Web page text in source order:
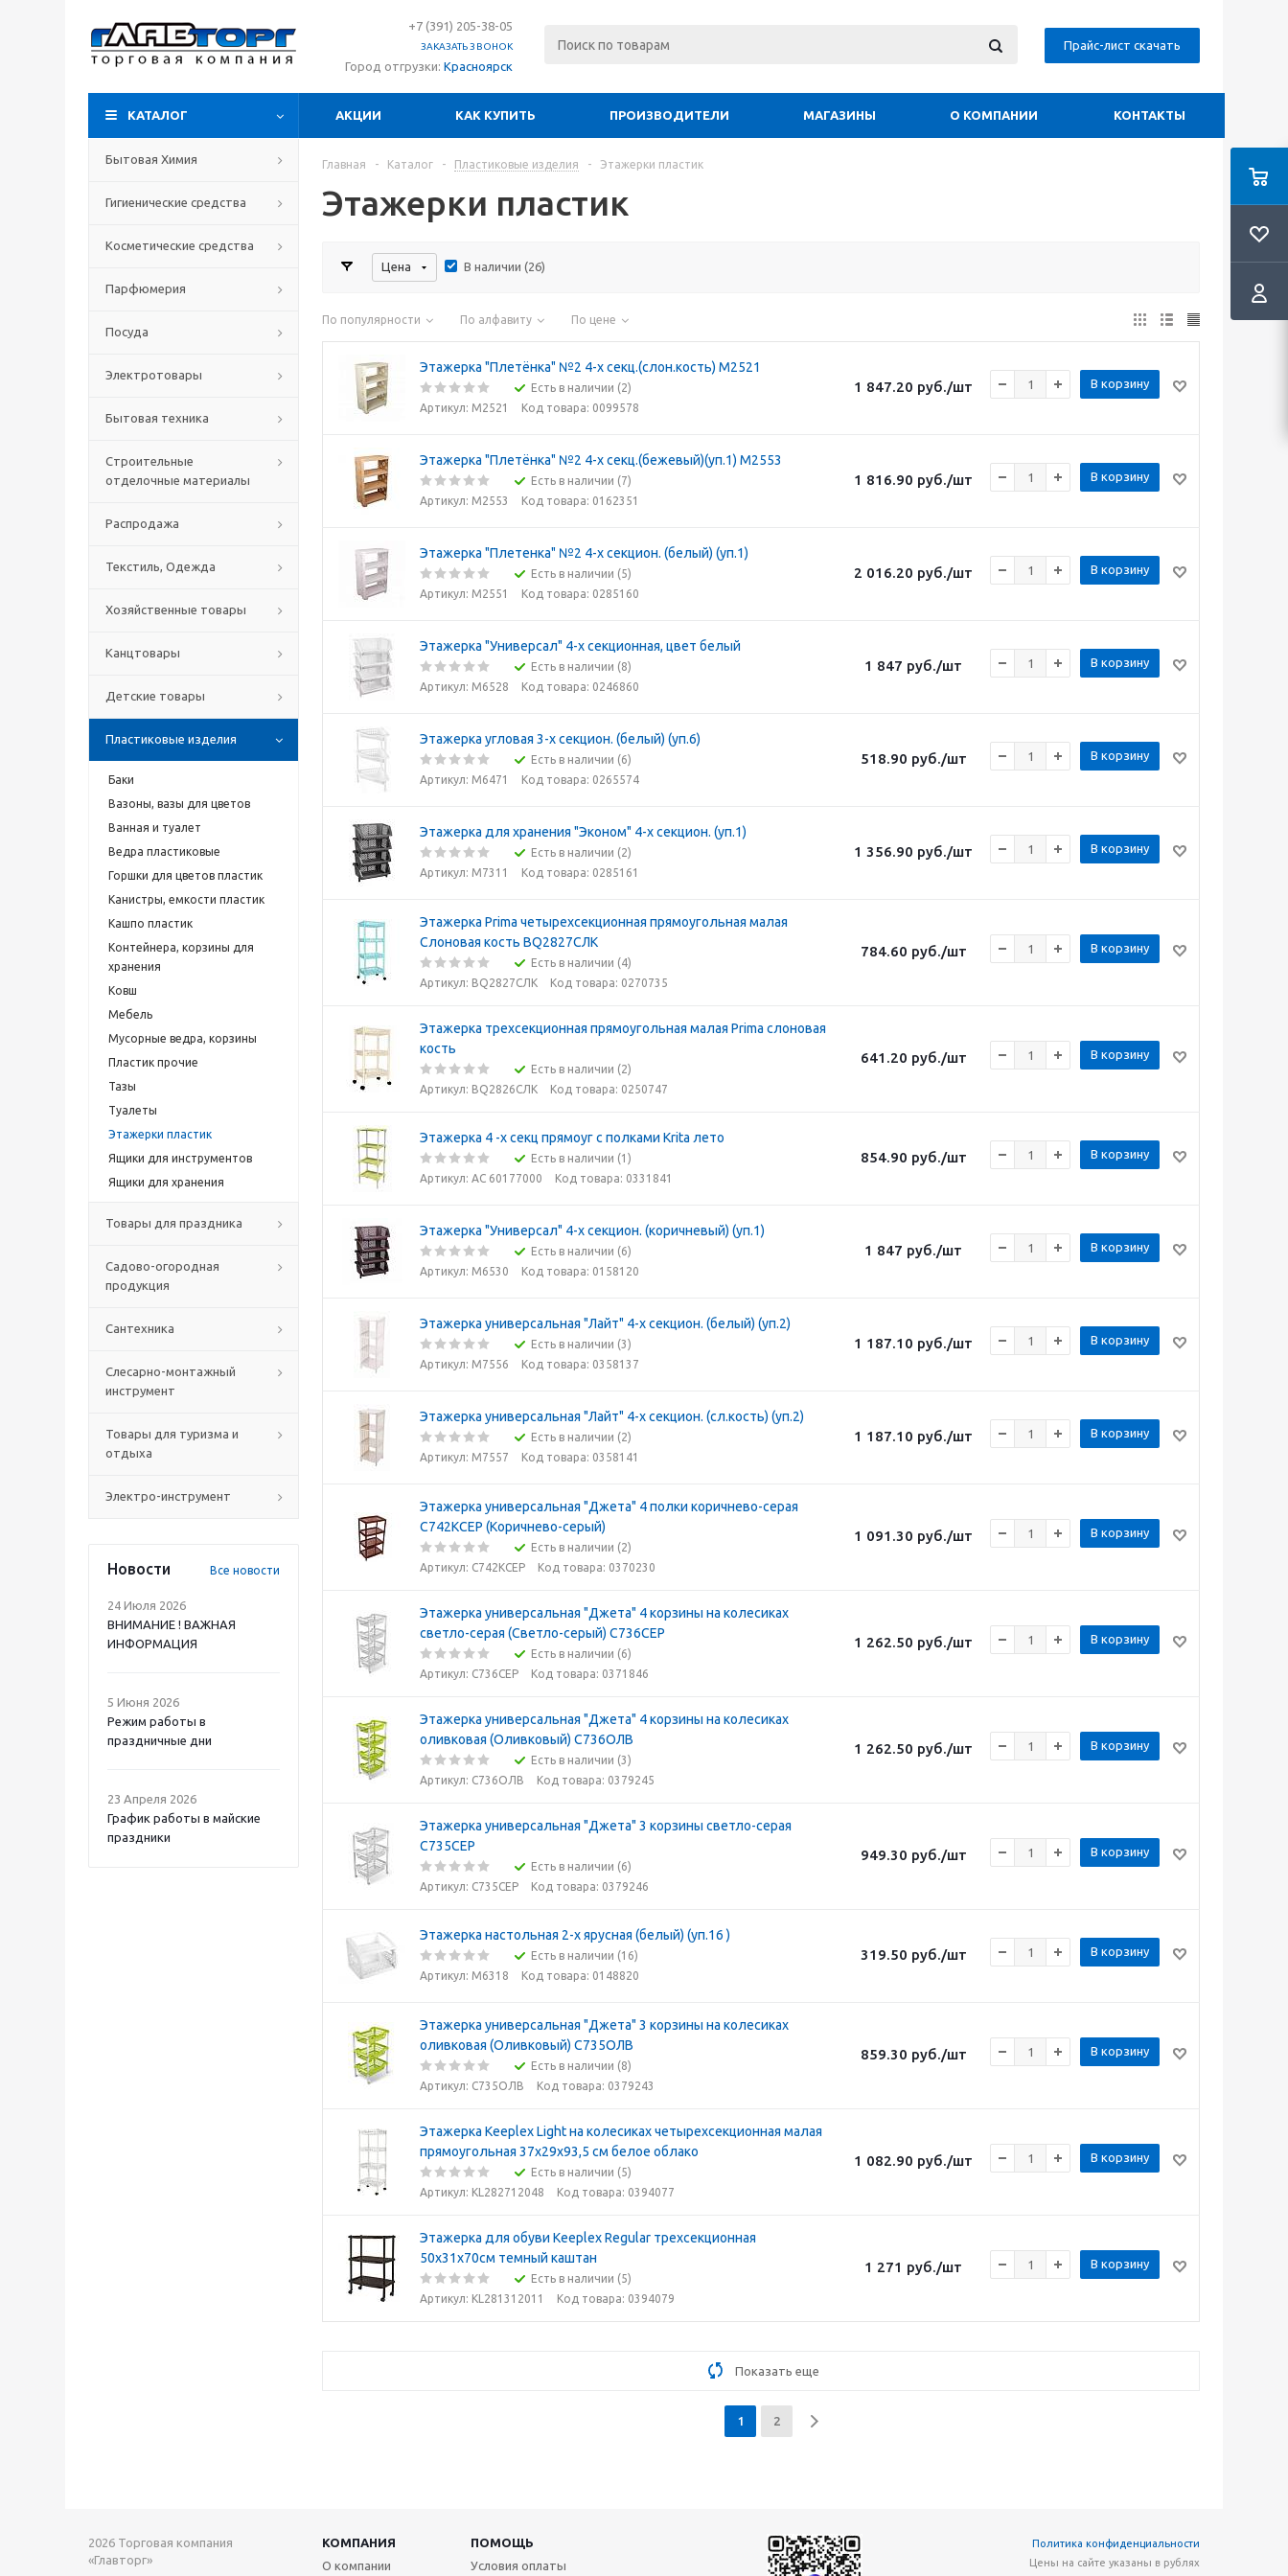
+7 (391) 205-38-05
ЗАКАЗАТЬ ЗВОНОК
Город отгрузки: Красноярск
Прайс-лист скачать
КАТАЛОГ АКЦИИ КАК КУПИТЬ ПРОИЗВОДИТЕЛИ МАГАЗИНЫ О КОМПАНИИ КОНТАКТЫ
Бытовая Химия
Гигиенические средства
Косметические средства
Парфюмерия
Посуда
Электротовары
Бытовая техника
Строительные
отделочные материалы
Распродажа
Текстиль, Одежда
Хозяйственные товары
Канцтовары
Детские товары
Пластиковые изделия
Баки
Вазоны, вазы для цветов
Ванная и туалет
Ведра пластиковые
Горшки для цветов пластик
Канистры, емкости пластик
Кашпо пластик
Контейнера, корзины для
хранения
Ковш
Мебель
Мусорные ведра, корзины
Пластик прочие
Тазы
Туалеты
Этажерки пластик
Ящики для инструментов
Ящики для хранения
Товары для праздника
Садово-огородная
продукция
Сантехника
Слесарно-монтажный
инструмент
Товары для туризма и
отдыха
Электро-инструмент
Новости Все новости
24 Июля 2026
ВНИМАНИЕ ! ВАЖНАЯ
ИНФОРМАЦИЯ
5 Июня 2026
Режим работы в
праздничные дни
23 Апреля 2026
График работы в майские
праздники
Главная - Каталог - Пластиковые изделия - Этажерки пластик
Этажерки пластик
Цена В наличии (26)
По популярности По алфавиту По цене
Этажерка "Плетёнка" №2 4-х секц.(слон.кость) М2521
Есть в наличии (2)
Артикул: М2521
Код товара: 0099578
1 847.20 руб./шт В корзину
Этажерка "Плетёнка" №2 4-х секц.(бежевый)(уп.1) М2553
Есть в наличии (7)
Артикул: М2553
Код товара: 0162351
1 816.90 руб./шт В корзину
Этажерка "Плетенка" №2 4-х секцион. (белый) (уп.1)
Есть в наличии (5)
Артикул: М2551
Код товара: 0285160
2 016.20 руб./шт В корзину
Этажерка "Универсал" 4-х секционная, цвет белый
Есть в наличии (8)
Артикул: М6528
Код товара: 0246860
1 847 руб./шт В корзину
Этажерка угловая 3-х секцион. (белый) (уп.6)
Есть в наличии (6)
Артикул: М6471
Код товара: 0265574
518.90 руб./шт В корзину
Этажерка для хранения "Эконом" 4-х секцион. (уп.1)
Есть в наличии (2)
Артикул: М7311
Код товара: 0285161
1 356.90 руб./шт В корзину
Этажерка Prima четырехсекционная прямоугольная малая
Слоновая кость BQ2827СЛК
Есть в наличии (4)
Артикул: BQ2827СЛК
Код товара: 0270735
784.60 руб./шт В корзину
Этажерка трехсекционная прямоугольная малая Prima слоновая
кость
Есть в наличии (2)
Артикул: BQ2826СЛК
Код товара: 0250747
641.20 руб./шт В корзину
Этажерка 4 -х секц прямоуг с полками Krita лето
Есть в наличии (1)
Артикул: АС 60177000
Код товара: 0331841
854.90 руб./шт В корзину
Этажерка "Универсал" 4-х секцион. (коричневый) (уп.1)
Есть в наличии (6)
Артикул: М6530
Код товара: 0158120
1 847 руб./шт В корзину
Этажерка универсальная "Лайт" 4-х секцион. (белый) (уп.2)
Есть в наличии (3)
Артикул: М7556
Код товара: 0358137
1 187.10 руб./шт В корзину
Этажерка универсальная "Лайт" 4-х секцион. (сл.кость) (уп.2)
Есть в наличии (2)
Артикул: М7557
Код товара: 0358141
1 187.10 руб./шт В корзину
Этажерка универсальная "Джета" 4 полки коричнево-серая
С742КСЕР (Коричнево-серый)
Есть в наличии (2)
Артикул: С742КСЕР
Код товара: 0370230
1 091.30 руб./шт В корзину
Этажерка универсальная "Джета" 4 корзины на колесиках
светло-серая (Светло-серый) С736СЕР
Есть в наличии (6)
Артикул: С736СЕР
Код товара: 0371846
1 262.50 руб./шт В корзину
Этажерка универсальная "Джета" 4 корзины на колесиках
оливковая (Оливковый) С736ОЛВ
Есть в наличии (3)
Артикул: С736ОЛВ
Код товара: 0379245
1 262.50 руб./шт В корзину
Этажерка универсальная "Джета" 3 корзины светло-серая
С735СЕР
Есть в наличии (6)
Артикул: С735СЕР
Код товара: 0379246
949.30 руб./шт В корзину
Этажерка настольная 2-х ярусная (белый) (уп.16 )
Есть в наличии (16)
Артикул: М6318
Код товара: 0148820
319.50 руб./шт В корзину
Этажерка универсальная "Джета" 3 корзины на колесиках
оливковая (Оливковый) С735ОЛВ
Есть в наличии (8)
Артикул: С735ОЛВ
Код товара: 0379243
859.30 руб./шт В корзину
Этажерка Keeplex Light на колесиках четырехсекционная малая
прямоугольная 37х29х93,5 см белое облако
Есть в наличии (5)
Артикул: KL282712048
Код товара: 0394077
1 082.90 руб./шт В корзину
Этажерка для обуви Keeplex Regular трехсекционная
50х31х70см темный каштан
Есть в наличии (5)
Артикул: KL281312011
Код товара: 0394079
1 271 руб./шт В корзину
Показать еще
1 2
2026 Торговая компания
«Главторг»
КОМПАНИЯ
ПОМОЩЬ
О компании
Условия оплаты
Политика конфиденциальности
Цены на сайте указаны в рублях